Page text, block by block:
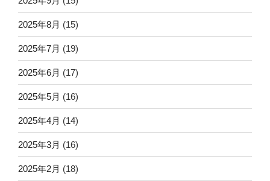
2025年8月 (15)
2025年7月 (19)
2025年6月 (17)
2025年5月 (16)
2025年4月 (14)
2025年3月 (16)
2025年2月 (18)